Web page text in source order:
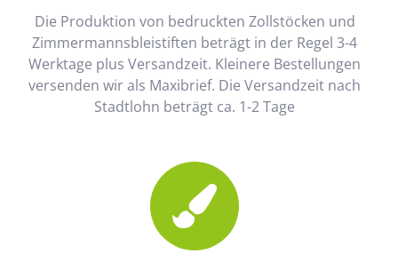
Die Produktion von bedruckten Zollstöcken und
Zimmermannsbleistiften beträgt in der Regel 3-4
Werktage plus Versandzeit. Kleinere Bestellungen
versenden wir als Maxibrief. Die Versandzeit nach
Stadtlohn beträgt ca. 1-2 Tage